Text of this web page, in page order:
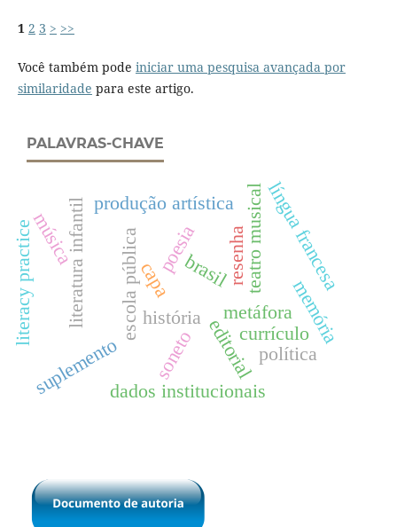
1 2 3 > >>
Você também pode iniciar uma pesquisa avançada por
similaridade para este artigo.
PALAVRAS-CHAVE
teatro musical
brasil
história
resenha
editorial
língua francesa
escola pública currículomemória
dados institucionais
produção artística
capa
suplemento
literatura infantil poesia
música
soneto
literacy practice metáfora
política